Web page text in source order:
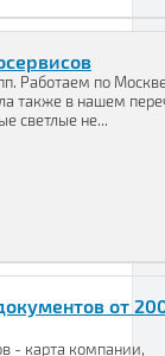
Работаем по
также в нашем
светлые не...
от
- карта компании,